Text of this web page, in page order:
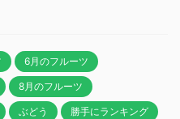
6月のフルーツ
8月のフルーツ
ぶどう 勝手にランキング